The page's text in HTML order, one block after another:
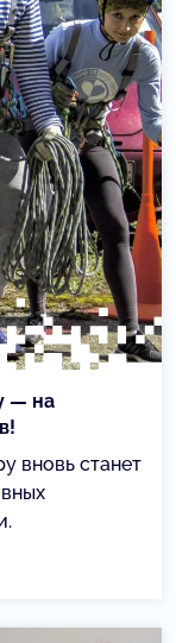
— на
вновь станет